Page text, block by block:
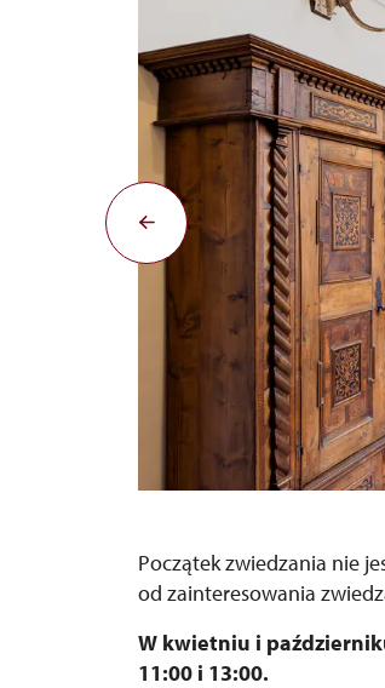
Początek zwiedzania nie
od zainteresowania
W kwietniu i
11:00 i 13:00.